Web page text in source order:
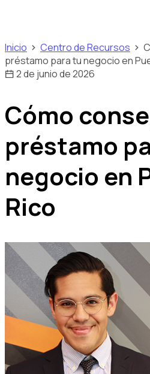
Inicio
Centro de Recursos
préstamo para tu negocio en
2 de junio de 2026
Cómo
préstamo
negocio en
Rico